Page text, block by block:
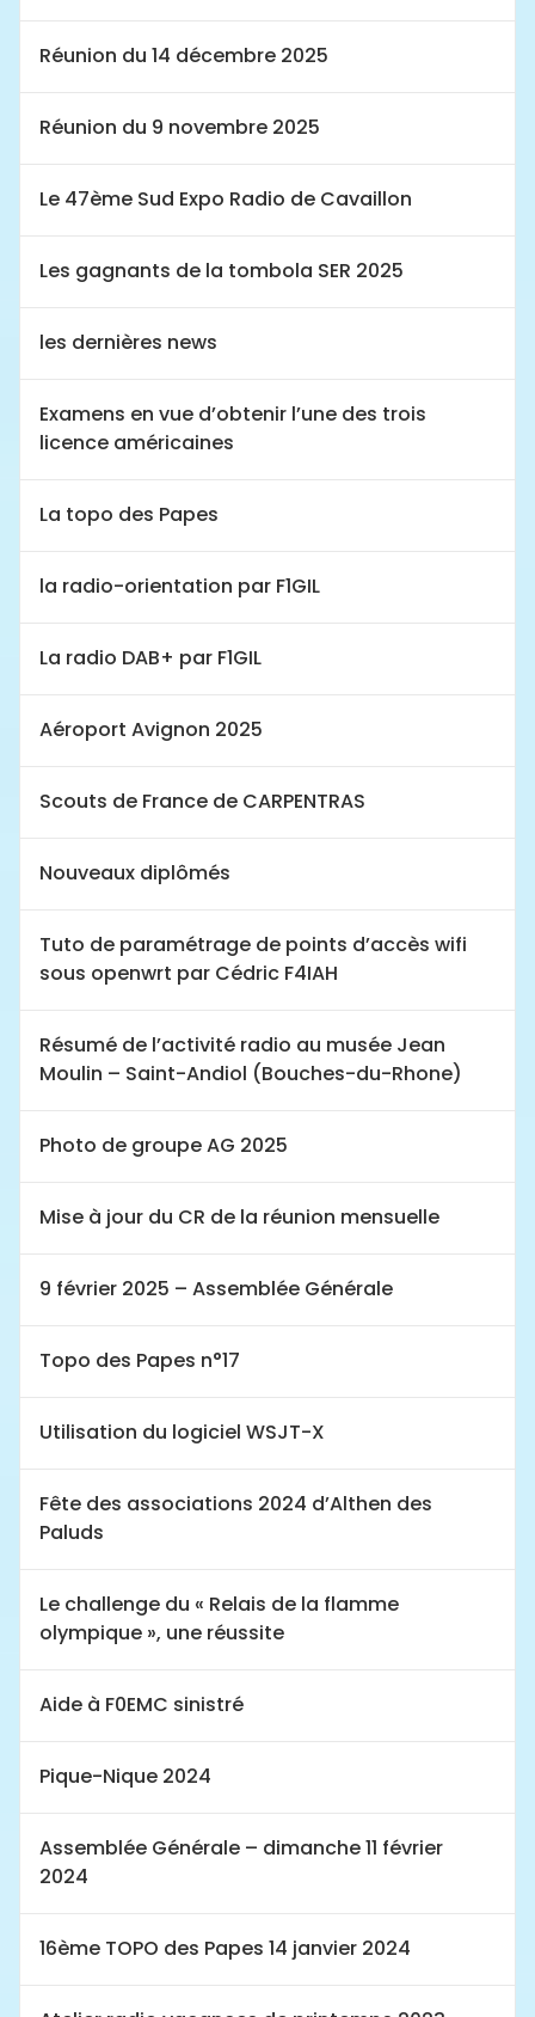
Réunion du 14 décembre 2025
Réunion du 9 novembre 2025
Le 47ème Sud Expo Radio de Cavaillon
Les gagnants de la tombola SER 2025
les dernières news
Examens en vue d’obtenir l’une des trois
licence américaines
La topo des Papes
la radio-orientation par F1GIL
La radio DAB+ par F1GIL
Aéroport Avignon 2025
Scouts de France de CARPENTRAS
Nouveaux diplômés
Tuto de paramétrage de points d’accès wifi
sous openwrt par Cédric F4IAH
Résumé de l’activité radio au musée Jean
Moulin – Saint-Andiol (Bouches-du-Rhone)
Photo de groupe AG 2025
Mise à jour du CR de la réunion mensuelle
9 février 2025 – Assemblée Générale
Topo des Papes n°17
Utilisation du logiciel WSJT-X
Fête des associations 2024 d’Althen des
Paluds
Le challenge du « Relais de la flamme
olympique », une réussite
Aide à F0EMC sinistré
Pique-Nique 2024
Assemblée Générale – dimanche 11 février
2024
16ème TOPO des Papes 14 janvier 2024